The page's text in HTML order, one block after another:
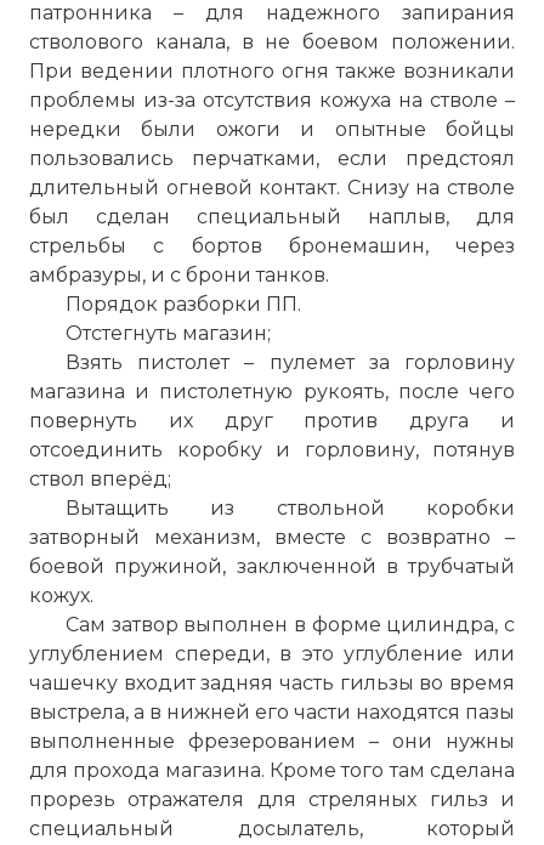
патронника – для надежного запирания
стволового канала, в не боевом положении.
При ведении плотного огня также возникали
проблемы из-за отсутствия кожуха на стволе –
нередки были ожоги и опытные бойцы
пользовались перчатками, если предстоял
длительный огневой контакт. Снизу на стволе
был сделан специальный наплыв, для
стрельбы с бортов бронемашин, через
амбразуры, и с брони танков.
Порядок разборки ПП.
Отстегнуть магазин;
Взять пистолет – пулемет за горловину
магазина и пистолетную рукоять, после чего
повернуть их друг против друга и
отсоединить коробку и горловину, потянув
ствол вперёд;
Вытащить из ствольной коробки
затворный механизм, вместе с возвратно –
боевой пружиной, заключенной в трубчатый
кожух.
Сам затвор выполнен в форме цилиндра, с
углублением спереди, в это углубление или
чашечку входит задняя часть гильзы во время
выстрела, а в нижней его части находятся пазы
выполненные фрезерованием – они нужны
для прохода магазина. Кроме того там сделана
прорезь отражателя для стреляных гильз и
специальный досылатель, который